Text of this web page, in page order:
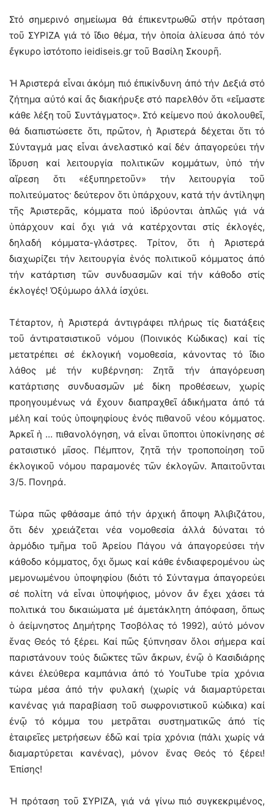
Στό σημερινό σημείωμα θά ἐπικεντρωθῶ στήν πρόταση
τοῦ ΣΥΡΙΖΑ γιά τό ἴδιο θέμα, τήν ὁποία ἁλίευσα ἀπό τόν
ἔγκυρο ἱστότοπο ieidiseis.gr τοῦ Βασίλη Σκουρῆ.
Ἡ Ἀριστερά εἶναι ἀκόμη πιό ἐπικίνδυνη ἀπό τήν Δεξιά στό
ζήτημα αὐτό καί ἄς διακήρυξε στό παρελθόν ὅτι «εἴμαστε
κάθε λέξη τοῦ Συντάγματος». Στό κείμενο πού ἀκολουθεῖ,
θά διαπιστώσετε ὅτι, πρῶτον, ἡ Ἀριστερά δέχεται ὅτι τό
Σύνταγμά μας εἶναι ἀνελαστικό καί δέν ἀπαγορεύει τήν
ἵδρυση καί λειτουργία πολιτικῶν κομμάτων, ὑπό τήν
αἵρεση ὅτι «ἐξυπηρετοῦν» τήν λειτουργία τοῦ
πολιτεύματος· δεύτερον ὅτι ὑπάρχουν, κατά τήν ἀντίληψη
τῆς Ἀριστερᾶς, κόμματα πού ἱδρύονται ἁπλῶς γιά νά
ὑπάρχουν καί ὄχι γιά νά κατέρχονται στίς ἐκλογές,
δηλαδή κόμματα-γλάστρες. Τρίτον, ὅτι ἡ Ἀριστερά
διαχωρίζει τήν λειτουργία ἑνός πολιτικοῦ κόμματος ἀπό
τήν κατάρτιση τῶν συνδυασμῶν καί τήν κάθοδο στίς
ἐκλογές! Ὀξύμωρο ἀλλά ἰσχύει.
Τέταρτον, ἡ Ἀριστερά ἀντιγράφει πλήρως τίς διατάξεις
τοῦ ἀντιρατσιστικοῦ νόμου (Ποινικός Κώδικας) καί τίς
μετατρέπει σέ ἐκλογική νομοθεσία, κάνοντας τό ἴδιο
λάθος μέ τήν κυβέρνηση: Ζητᾶ τήν ἀπαγόρευση
κατάρτισης συνδυασμῶν μέ δίκη προθέσεων, χωρίς
προηγουμένως νά ἔχουν διαπραχθεῖ ἀδικήματα ἀπό τά
μέλη καί τούς ὑποψηφίους ἑνός πιθανοῦ νέου κόμματος.
Ἀρκεῖ ἡ … πιθανολόγηση, νά εἶναι ὕποπτοι ὑποκίνησης σέ
ρατσιστικό μῖσος. Πέμπτον, ζητᾶ τήν τροποποίηση τοῦ
ἐκλογικοῦ νόμου παραμονές τῶν ἐκλογῶν. Ἀπαιτοῦνται
3/5. Πονηρά.
Τώρα πῶς φθάσαμε ἀπό τήν ἀρχική ἄποψη Ἀλιβιζάτου,
ὅτι δέν χρειάζεται νέα νομοθεσία ἀλλά δύναται τό
ἁρμόδιο τμῆμα τοῦ Ἀρείου Πάγου νά ἀπαγορεύσει τήν
κάθοδο κόμματος, ὄχι ὅμως καί κάθε ἐνδιαφερομένου ὡς
μεμονωμένου ὑποψηφίου (διότι τό Σύνταγμα ἀπαγορεύει
σέ πολίτη νά εἶναι ὑποψήφιος, μόνον ἄν ἔχει χάσει τά
πολιτικά του δικαιώματα μέ ἀμετάκλητη ἀπόφαση, ὅπως
ὁ ἀείμνηστος Δημήτρης Τσοβόλας τό 1992), αὐτό μόνον
ἕνας Θεός τό ξέρει. Καί πῶς ξύπνησαν ὅλοι σήμερα καί
παριστάνουν τούς διῶκτες τῶν ἄκρων, ἐνῷ ὁ Κασιδιάρης
κάνει ἐλεύθερα καμπάνια ἀπό τό YouTube τρία χρόνια
τώρα μέσα ἀπό τήν φυλακή (χωρίς νά διαμαρτύρεται
κανένας γιά παραβίαση τοῦ σωφρονιστικοῦ κώδικα) καί
ἐνῷ τό κόμμα του μετρᾶται συστηματικῶς ἀπό τίς
ἑταιρεῖες μετρήσεων ἐδῶ καί τρία χρόνια (πάλι χωρίς νά
διαμαρτύρεται κανένας), μόνον ἕνας Θεός τό ξέρει!
Ἐπίσης!
Ἡ πρόταση τοῦ ΣΥΡΙΖΑ, γιά νά γίνω πιό συγκεκριμένος,